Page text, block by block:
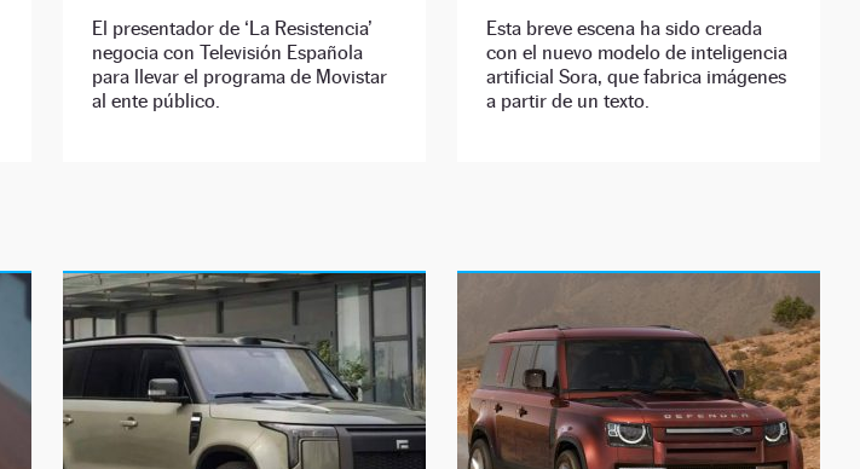
El presentador de ‘La Resistencia’
negocia con Televisión Española
para llevar el programa de Movistar
al ente público.
Esta breve escena ha sido creada
con el nuevo modelo de inteligencia
artificial Sora, que fabrica imágenes
a partir de un texto.